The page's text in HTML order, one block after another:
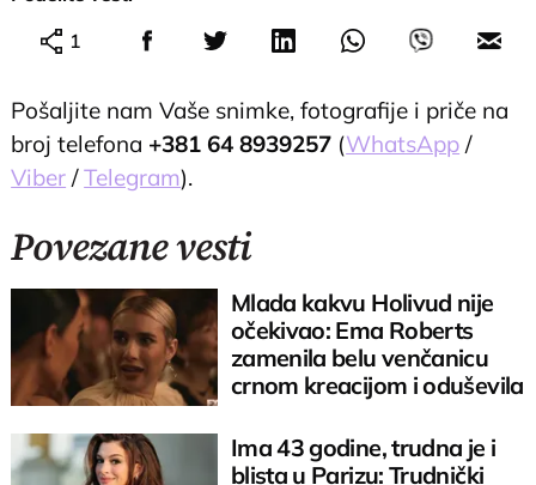
1
Pošaljite nam Vaše snimke, fotografije i priče na
broj telefona +381 64 8939257 (WhatsApp /
Viber /Telegram).
Povezane vesti
Mlada kakvu Holivud nije
očekivao: Ema Roberts
zamenila belu venčanicu
crnom kreacijom i oduševila
Ima 43 godine, trudna je i
blista u Parizu: Trudnički